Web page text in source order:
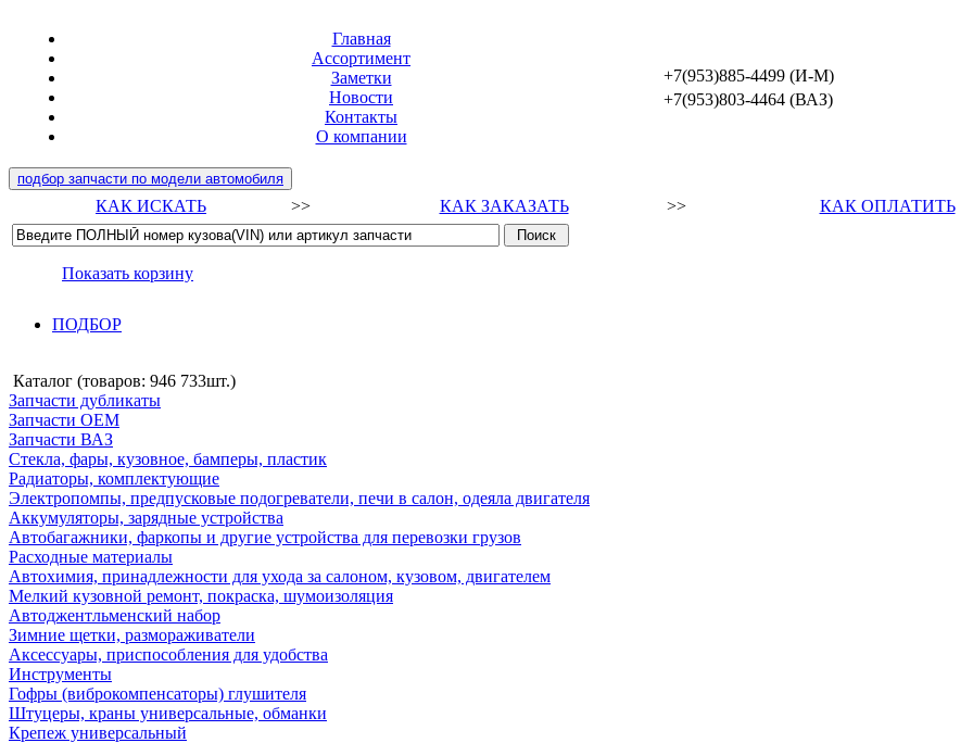
Главная
Ассортимент
Заметки
Новости
Контакты
О компании
+7(953)885-4499 (И-М)
+7(953)803-4464 (ВАЗ)
подбор запчасти по модели автомобиля
КАК ИСКАТЬ >> КАК ЗАКАЗАТЬ >> КАК ОПЛАТИТЬ
Показать корзину
ПОДБОР
Каталог (товаров: 946 733шт.)
Запчасти дубликаты
Запчасти ОЕМ
Запчасти ВАЗ
Стекла, фары, кузовное, бамперы, пластик
Радиаторы, комплектующие
Электропомпы, предпусковые подогреватели, печи в салон, одеяла двигателя
Аккумуляторы, зарядные устройства
Автобагажники, фаркопы и другие устройства для перевозки грузов
Расходные материалы
Автохимия, принадлежности для ухода за салоном, кузовом, двигателем
Мелкий кузовной ремонт, покраска, шумоизоляция
Автоджентльменский набор
Зимние щетки, размораживатели
Аксессуары, приспособления для удобства
Инструменты
Гофры (виброкомпенсаторы) глушителя
Штуцеры, краны универсальные, обманки
Крепеж универсальный